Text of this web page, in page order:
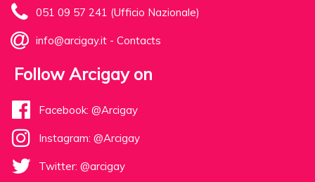
051 09 57 241 (Ufficio Nazionale)
info@arcigay.it - Contacts
Follow Arcigay on
Facebook: @Arcigay
Instagram: @Arcigay
Twitter: @arcigay